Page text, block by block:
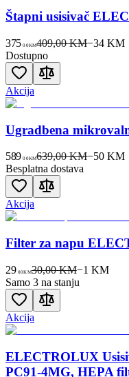
Štapni usisivač
375 00KM409,00 KM−34 KM
Dostupno
Akcija
Ugradbena
589 00KM639,00 KM−50 KM
Besplatna dostava
Akcija
Filter za napu
29 00KM30,00 KM−1 KM
Samo 3 na stanju
Akcija
ELECTROLUX
PC91-4MG, HEPA